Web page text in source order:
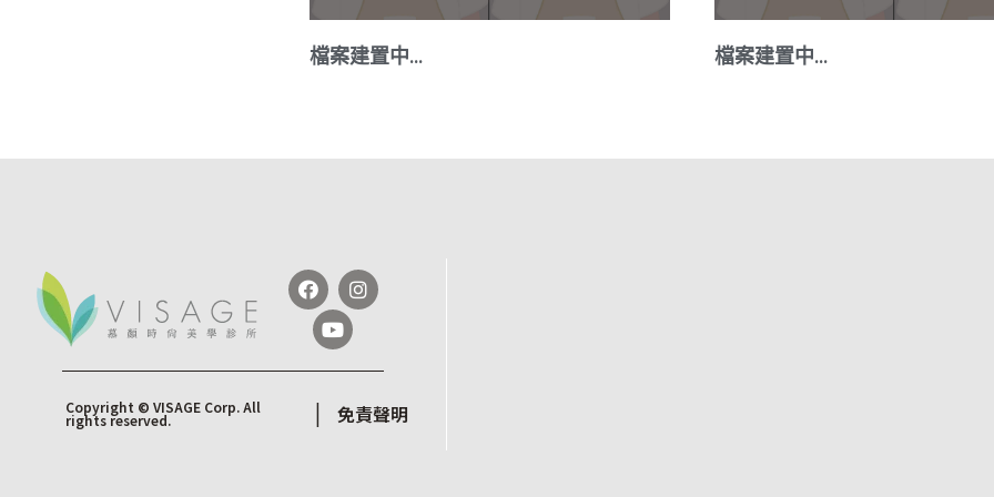
檔案建置中… 檔案建置中…
Copyright © VISAGE Corp. All
rights reserved. | 免責聲明